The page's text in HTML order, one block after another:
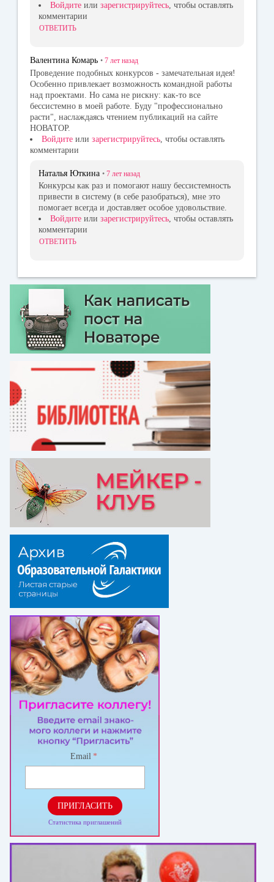
Войдите или зарегистрируйтесь, чтобы оставлять
комментарии
ОТВЕТИТЬ
Валентина Комарь • 7 лет назад
Проведение подобных конкурсов - замечательная идея!
Особенно привлекает возможность командной работы
над проектами. Но сама не рискну: как-то все
бессистемно в моей работе. Буду "профессионально
расти", наслаждаясь чтением публикаций на сайте
НОВАТОР.
Войдите или зарегистрируйтесь , чтобы оставлять
комментарии
Наталья Юткина • 7 лет назад
Конкурсы как раз и помогают нашу бессистемность
привести в систему (в себе разобраться), мне это
помогает всегда и доставляет особое удовольствие.
Войдите или зарегистрируйтесь, чтобы оставлять
комментарии
ОТВЕТИТЬ
Email *
ПРИГЛАСИТЬ
Статистика приглашений